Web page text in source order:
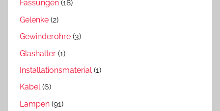
Fassungen (18)
Gelenke (2)
Gewinderohre (3)
Glashalter (1)
Installationsmaterial(1)
Kabel(6)
Lampen (91)